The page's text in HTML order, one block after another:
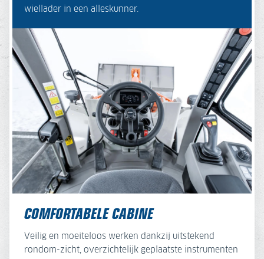
wiellader in een alleskunner.
COMFORTABELE CABINE
Veilig en moeiteloos werken dankzij uitstekend
rondom-zicht, overzichtelijk geplaatste instrumenten